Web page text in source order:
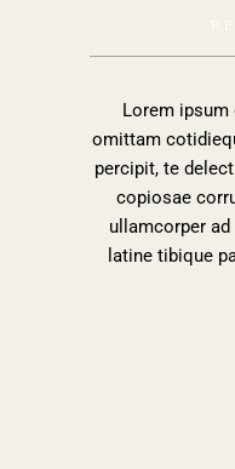
Lorem
omittam
percipit, te
copiosae
ullamcorper
latine tibique